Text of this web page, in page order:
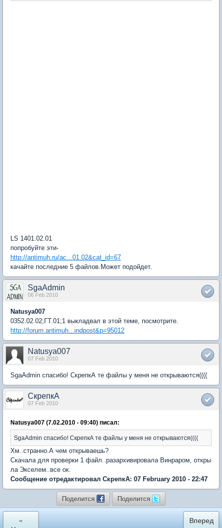
LS 1401.02.01
попробуйте эти-
http://antimuh.ru/ac...01.02&cat_id=67
качайте последние 5 файлов.Может подойдет.
SgaAdmin
06 Feb 2010
Natusya007
0352.02.02;ГТ.01;1 выкладвал в этой теме, посмотрите.
http://forum.antimuh...indpost&p=95012
Natusya007
07 Feb 2010
SgaAdmin спасибо! СкрепкА те файлы у меня не открываются((((
СкрепкА
07 Feb 2010
Natusya007 (7.02.2010 - 09:40) писал:
SgaAdmin спасибо! СкрепкА те файлы у меня не открываются((((
Хм..странно.А чем открываешь?
Скачала для проверки 1 файл..разархивировала Винраром, откры
ла Экселем..все ок.
Сообщение отредактировал СкрепкА: 07 February 2010 - 22:47
Поделится Поделится
«
Вперед